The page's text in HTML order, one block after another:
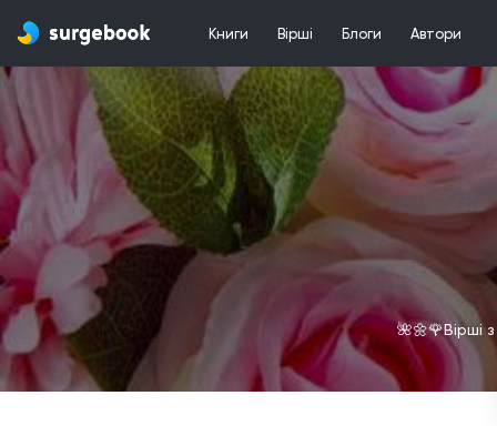
Книги Вірші Блоги Автори
🌺🌼🌹Вірші